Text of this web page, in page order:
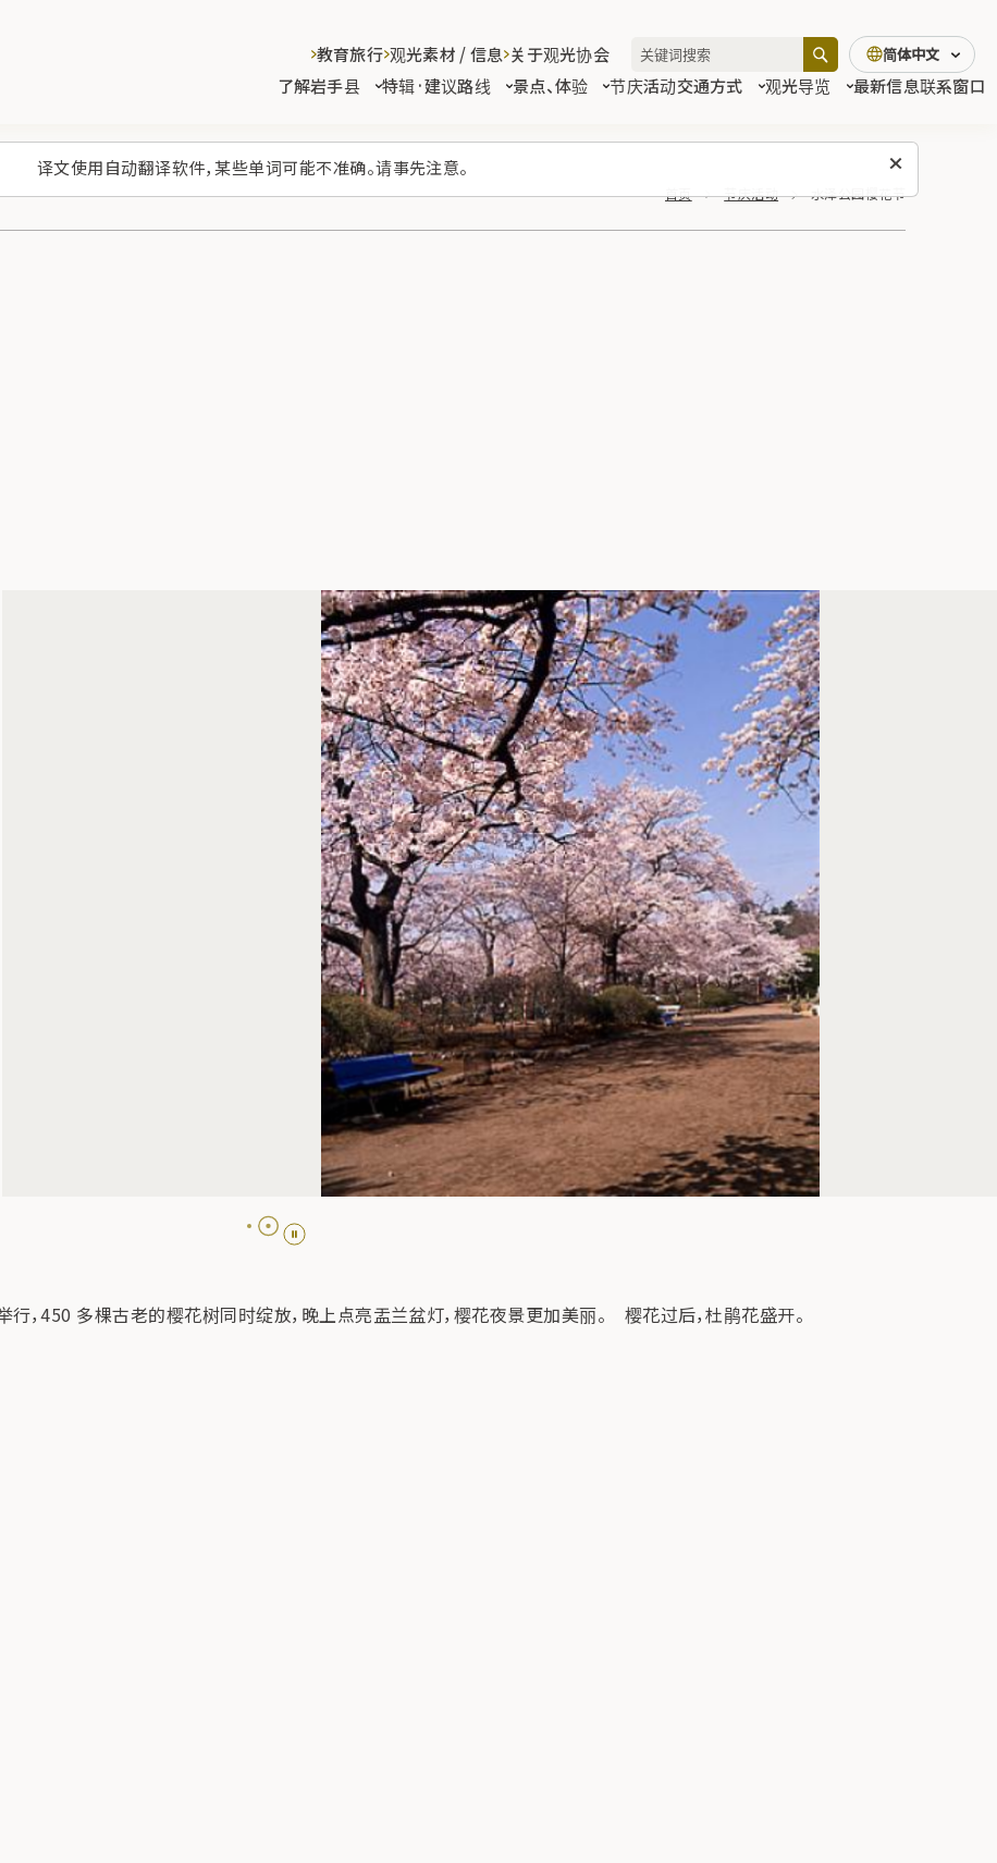
译文使用自动翻译软件，某些单词可能不准确。请事先注意。
了解岩手县 特辑·建议路线 景点、体验 节庆活动交通方式 观光导览 最新信息联系窗口
教育旅行 观光素材 / 信息 关于观光协会 简体中文
首页 节庆活动 水泽公园樱花节
，450 多棵古老的樱花树同时绽放，晚上点亮盂兰盆灯，樱花夜景更加美丽。 樱花过后，杜鹃花盛开。